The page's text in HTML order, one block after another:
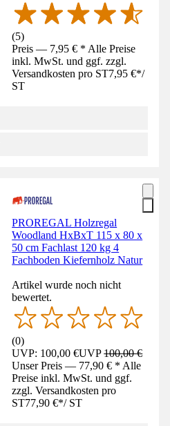
(5)
Preis — 7,95 € * Alle Preise
inkl. MwSt. und ggf. zzgl.
Versandkosten pro ST7,95 €*/
ST
PROREGAL Holzregal
Woodland HxBxT 115 x 80 x
50 cm Fachlast 120 kg 4
Fachboden Kiefernholz Natur
Artikel wurde noch nicht
bewertet.
(0)
UVP: 100,00 €UVP100,00 €
Unser Preis — 77,90 € * Alle
Preise inkl. MwSt. und ggf.
zzgl. Versandkosten pro
ST77,90 €*/ ST